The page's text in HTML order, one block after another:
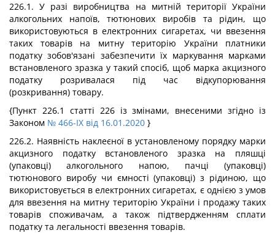
226.1. У разі виробництва на митній території України
алкогольних напоїв, тютюнових виробів та рідин, що
використовуються в електронних сигаретах, чи ввезення
таких товарів на митну територію України платники
податку зобов'язані забезпечити їх маркування марками
встановленого зразка у такий спосіб, щоб марка акцизного
податку розривалася під час відкупорювання
(розкривання) товару.
{Пункт 226.1 статті 226 із змінами, внесеними згідно із
Законом № 466-IX від 16.01.2020 }
226.2. Наявність наклеєної в установленому порядку марки
акцизного податку встановленого зразка на пляшці
(упаковці) алкогольного напою, пачці (упаковці)
тютюнового виробу чи ємності (упаковці) з рідиною, що
використовується в електронних сигаретах, є однією з умов
для ввезення на митну територію України і продажу таких
товарів споживачам, а також підтвердженням сплати
податку та легальності ввезення товарів.